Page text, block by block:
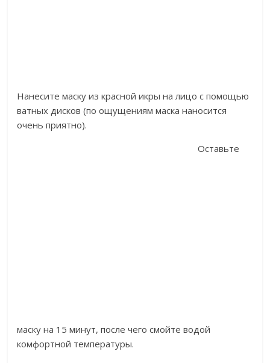
Нанесите маску из красной икры на лицо с помощью
ватных дисков (по ощущениям маска наносится
очень приятно).
Оставьте
маску на 15 минут, после чего смойте водой
комфортной температуры.